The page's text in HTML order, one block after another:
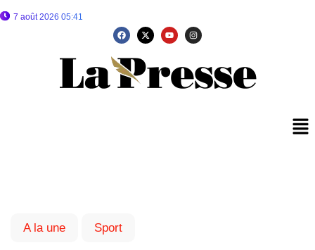
7 août 2026 05:41
A la une Sport